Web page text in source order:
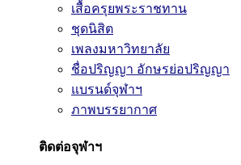
เสื้อครุยพระราชทาน
ชุดนิสิต
เพลงมหาวิทยาลัย
ชื่อปริญญา อักษรย่อปริญญา
แบรนด์จุฬาฯ
ภาพบรรยากาศ
ติดต่อจุฬาฯ